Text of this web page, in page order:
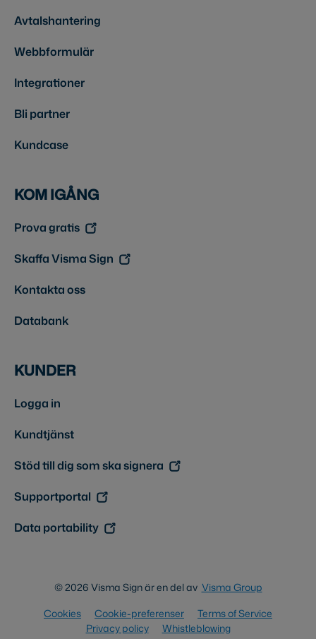
Avtalshantering
Webbformulär
Integrationer
Bli partner
Kundcase
KOM IGÅNG
Prova gratis
Skaffa Visma Sign
Kontakta oss
Databank
KUNDER
Logga in
Kundtjänst
Stöd till dig som ska signera
Supportportal
Data portability
© 2026 Visma Sign är en del av Visma Group
Cookies
Cookie-preferenser
Terms of Service
Privacy policy
Whistleblowing